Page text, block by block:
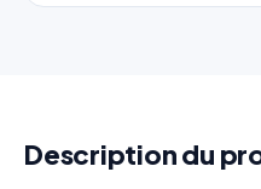
Description du